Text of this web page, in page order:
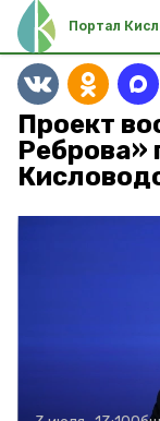
Портал
Проект
Реброва»